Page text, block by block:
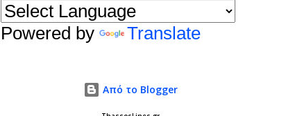
Powered by Translate
Από το Blogger